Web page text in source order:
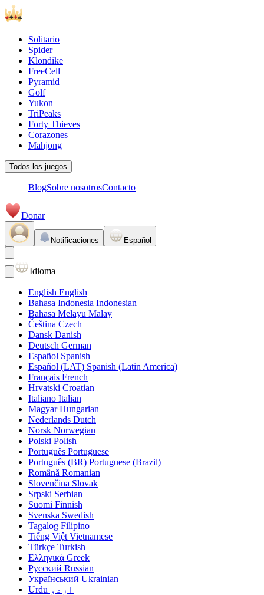
Solitario
Spider
Klondike
FreeCell
Pyramid
Golf
Yukon
TriPeaks
Forty Thieves
Corazones
Mahjong
Todos los juegos
BlogSobre nosotrosContacto
Donar
Notificaciones Español
Idioma
English English
Bahasa Indonesia Indonesian
Bahasa Melayu Malay
Čeština Czech
Dansk Danish
Deutsch German
Español Spanish
Español (LAT) Spanish (Latin America)
Français French
Hrvatski Croatian
Italiano Italian
Magyar Hungarian
Nederlands Dutch
Norsk Norwegian
Polski Polish
Português Portuguese
Português (BR) Portuguese (Brazil)
Română Romanian
Slovenčina Slovak
Srpski Serbian
Suomi Finnish
Svenska Swedish
Tagalog Filipino
Tiếng Việt Vietnamese
Türkçe Turkish
Ελληνικά Greek
Русский Russian
Український Ukrainian
اردو Urdu